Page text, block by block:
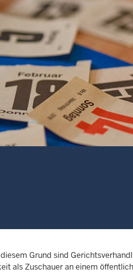
Grund sind
als Zuschauer an einem